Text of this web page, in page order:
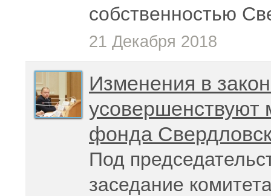
собственностью
21 Декабря 2018
Изменения в
усовершенствуют
фонда
Под
заседание